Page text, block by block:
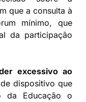
que a consulta à
mínimo, que
da participação
excessivo ao
dispositivo que
da Educação o